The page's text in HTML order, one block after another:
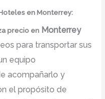
en Monterrey:
precio en Monterrey
para transportar sus
equipo
acompañarlo y
el propósito de